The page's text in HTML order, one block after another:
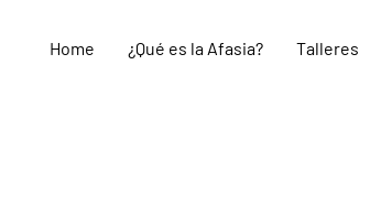
Home ¿Qué es la Afasia? Talleres